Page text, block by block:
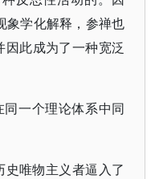
象学化解释，参禅也
因此成为了一种宽泛
一个理论体系中同
唯物主义者逼入了